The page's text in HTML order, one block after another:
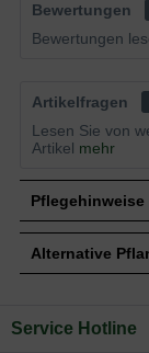
Bewertungen
Bewertungen
Artikelfragen
Lesen Sie von
Artikel mehr
Pflegehinweise
Pflanz- und
Alternative
Sie suchen
Service Hotline